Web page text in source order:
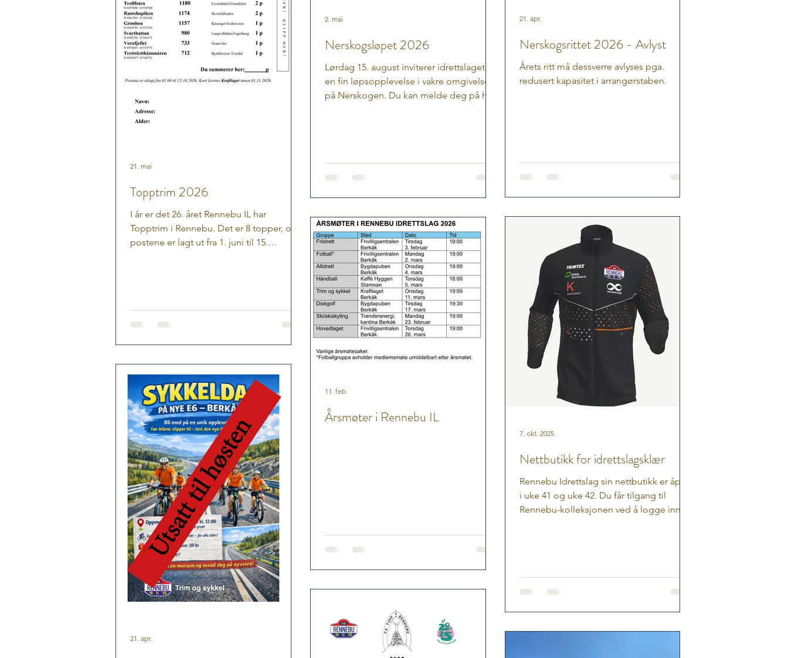
Topptrim 2026
I år er det 26. året Rennebu IL har
Topptrim i Rennebu. Det er 8 topper, og
postene er lagt ut fra 1. juni til 15.
hovedinngangen med kort. Klippekort
leveres på Kraftlaget innen 1. november,
21. mai
Nerskogsløpet 2026
Lørdag 15. august inviterer idrettslaget til
en fin løpsopplevelse i vakre omgivelser
på Nerskogen. Du kan melde deg på her
km og 5 km, mens halvmaraton går rundt
hele Granasjøen. Og; det er et eget
Arrangementet egen Facebookside.
2. mai
Nerskogsrittet 2026 - Avlyst
Årets ritt må dessverre avlyses pga.
redusert kapasitet i arrangørstaben.
21. apr.
21. apr.
Årsmøter i Rennebu IL
11. feb.
Nettbutikk for idrettslagsklær
Rennebu Idrettslag sin nettbutikk er åpen
i uke 41 og uke 42. Du får tilgang til
Rennebu-kolleksjonen ved å logge inn
7. okt. 2025